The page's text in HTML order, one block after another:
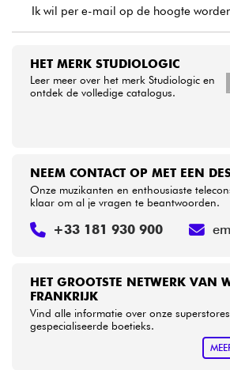
HiFi
Sets
Ik wil per e-mail op de hoogte
HET MERK STUDIOLOGIC
Leer meer over het merk Studiologic en
ontdek de volledige catalogus.
HET GROOTSTE NETWERK VAN
FRANKRIJK
Vind alle informatie over onze
gespecialiseerde boetieks.
NEEM CONTACT OP MET EEN
Onze muzikanten en enthousiaste
klaar om al je vragen te beantwoorden.
+33 181 930 900